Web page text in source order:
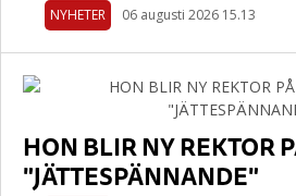
NYHETER 06 augusti 2026 15.13
HON BLIR NY REKTOR
"JÄTTESPÄNNANDE"